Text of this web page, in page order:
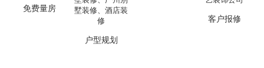
免费量房
户型规划
客户报修